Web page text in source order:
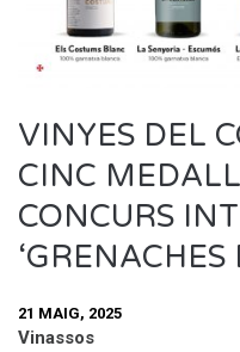
VINYES DEL
CINC
CONCURS
21 MAIG, 2025
Vinassos